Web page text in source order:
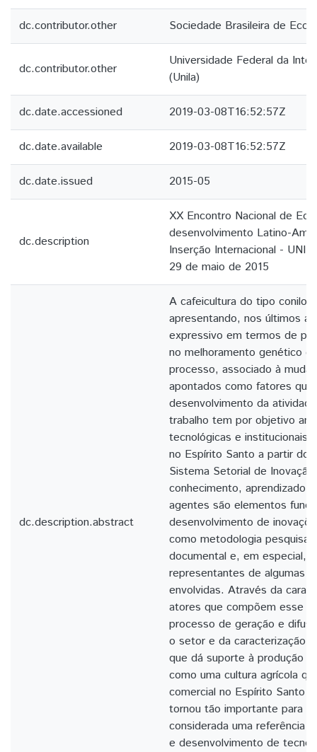
dc.contributor.other Sociedade Brasileira de
dc.contributor.other
Universidade Federal da
(Unila)
dc.date.accessioned 2019-03-08T16:52:57Z
dc.date.available 2019-03-08T16:52:57Z
dc.date.issued 2015-05
dc.description
XX Encontro Nacional de
desenvolvimento Latino-
Inserção Internacional -
29 de maio de 2015
dc.description.abstract
A cafeicultura do tipo
apresentando, nos últimos
expressivo em termos de
no melhoramento genético e
processo, associado à
apontados como fatores
desenvolvimento da
trabalho tem por objetivo
tecnológicas e institucionais
no Espírito Santo a partir do
Sistema Setorial de
conhecimento, aprendizado
agentes são elementos
desenvolvimento de
como metodologia pesquisa
documental e, em especial,
representantes de algumas
envolvidas. Através da
atores que compõem esse
processo de geração e
o setor e da caracterização
que dá suporte à produção
como uma cultura agrícola
comercial no Espírito Santo
tornou tão importante para
considerada uma referência
e desenvolvimento de